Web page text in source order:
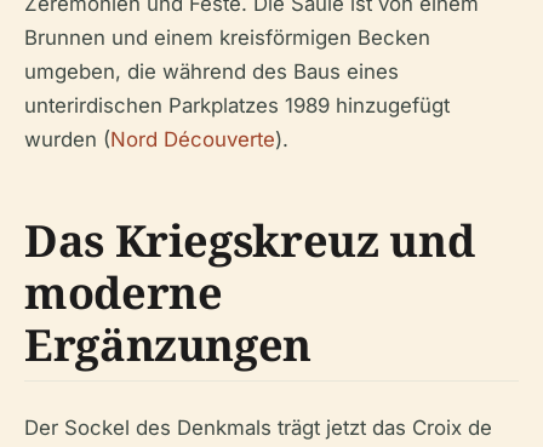
Brunnen und einem kreisförmigen Becken
umgeben, die während des Baus eines
unterirdischen Parkplatzes 1989 hinzugefügt
wurden (Nord Découverte).
Das Kriegskreuz und
moderne
Ergänzungen
Der Sockel des Denkmals trägt jetzt das Croix de